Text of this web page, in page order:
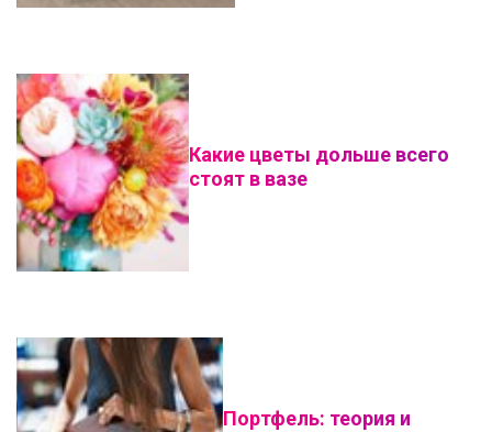
Какие цветы дольше всего
стоят в вазе
Портфель: теория и